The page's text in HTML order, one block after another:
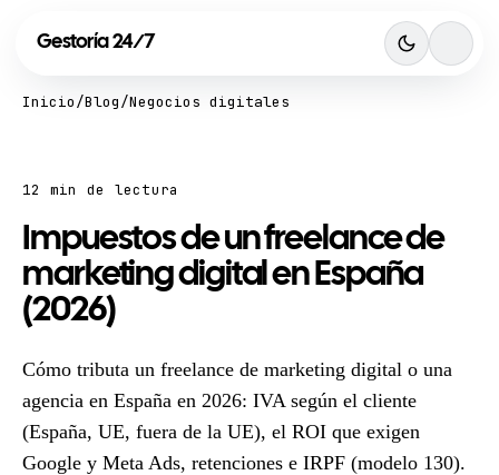
Gestoría 24/7
Inicio/Blog/Negocios digitales
12 min de lectura
Impuestos de un freelance de
marketing digital en España
(2026)
Cómo tributa un freelance de marketing digital o una
agencia en España en 2026: IVA según el cliente
(España, UE, fuera de la UE), el ROI que exigen
Google y Meta Ads, retenciones e IRPF (modelo 130).